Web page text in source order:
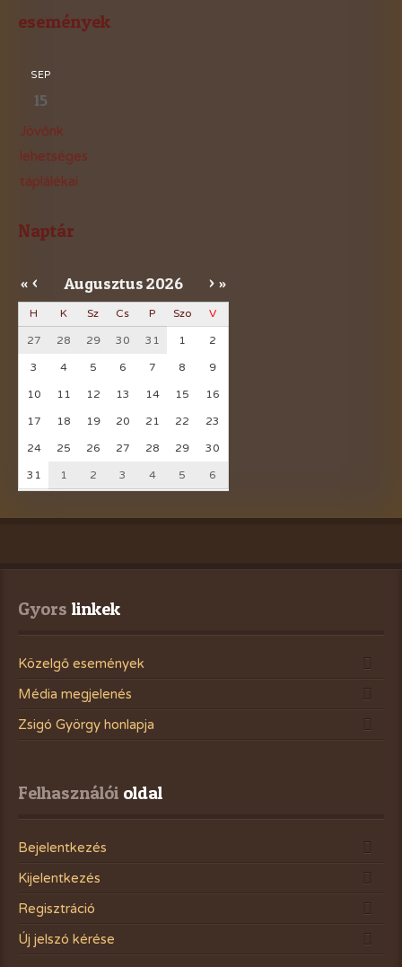
események
SEP
15
Jövőnk
lehetséges
táplálékai
Naptár
« < Augusztus2026 > »
H K Sz Cs P Szo V
27 28 29 30 31 1 2
3 4 5 6 7 8 9
10 11 12 13 14 15 16
17 18 19 20 21 22 23
24 25 26 27 28 29 30
31 1 2 3 4 5 6
Gyors linkek
Közelgő események
Média megjelenés
Zsigó György honlapja
Felhasználói oldal
Bejelentkezés
Kijelentkezés
Regisztráció
Új jelszó kérése